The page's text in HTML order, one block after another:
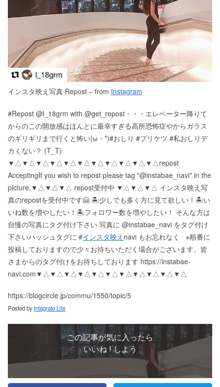
インスタ映え写真 Repost – from Instagram
#Repost @l_18grm with @get_repost・・・ㅤㅤエレベーター降りて
からのこの開放感はほんとに最幸すぎる️ㅤ高所恐怖症やからガラス
のギリギリまで行くと怖い|ω・*)ㅤㅤ#おしり #プリケツ #私おしりデ
カくない？ (T_T)ㅤ
▼△▼△▼△▼△▼△▼△▼△▼△▼△▼△▼△ repost
Accepting If you wish to repost please tag "@instabae_navi" in the
picture. ▼△▼△▼△ repost受付中 ▼△▼△▼△ インスタ映え写
真のrepostを受付中です🤗 🏝少しでも多く方に見て欲しい！ 🏝い
いね数を増やしたい！ 🏝フォロワー数を増やしたい！ そんな方は
自慢の写真にタグ付け下さい 写真に @instabae_navi をタグ付け
下さい️ ハッシュタグに #インスタ映え navi もお忘れなく ️ ※順番に
投稿しておりますので少々お待ちいただく場合がございます。 皆
さまからのタグ付けをお待ちしております https://instabae-
navi.com ▼△▼△▼△▼△▼△▼△▼△▼△▼△▼△▼△
https://blogcircle.jp/commu/1550/topic/5
Posted by Intagrate Lite
この記事が気に入ったら
いいね ! しよう